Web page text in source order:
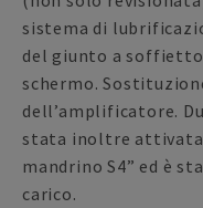
sistema di
del giunto a
schermo.
dell’amplificatore.
stata inoltre attivata
mandrino S4” ed è
carico.